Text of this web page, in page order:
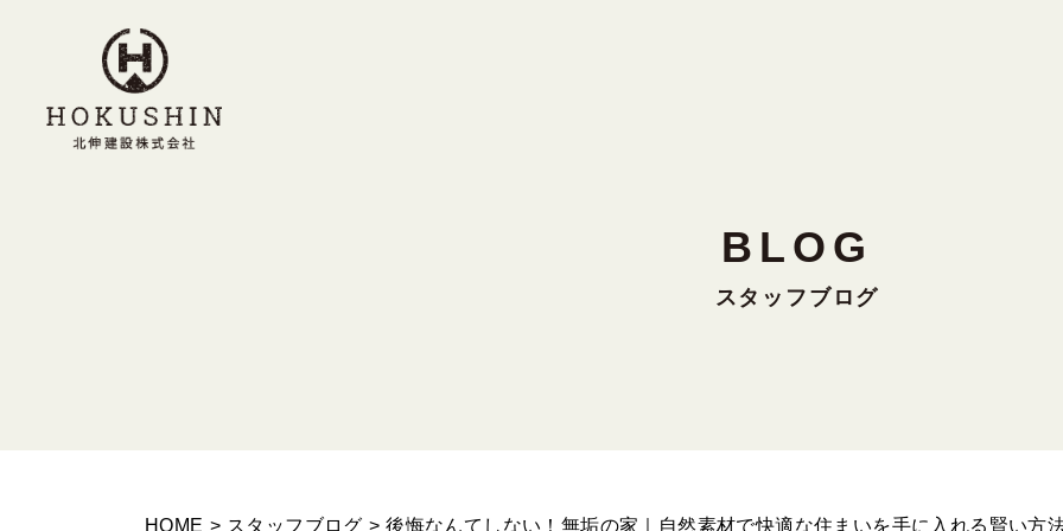
BLOG
スタッフブログ
HOME > スタッフブログ > 後悔なんてしない！無垢の家｜自然素材で快適な住まいを手に入れる賢い方